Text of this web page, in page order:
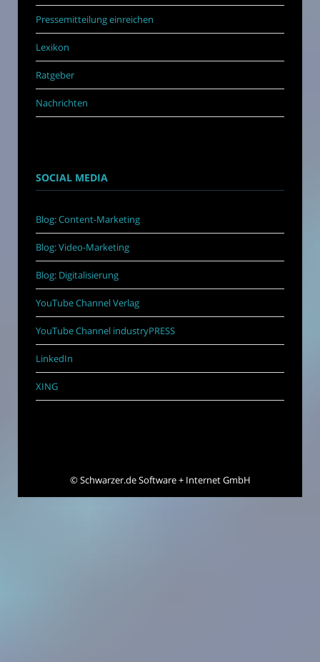
Pressemitteilung einreichen
Lexikon
Ratgeber
Nachrichten
SOCIAL MEDIA
Blog: Content-Marketing
Blog: Video-Marketing
Blog: Digitalisierung
YouTube Channel Verlag
YouTube Channel industryPRESS
LinkedIn
XING
©Schwarzer.de Software + Internet GmbH